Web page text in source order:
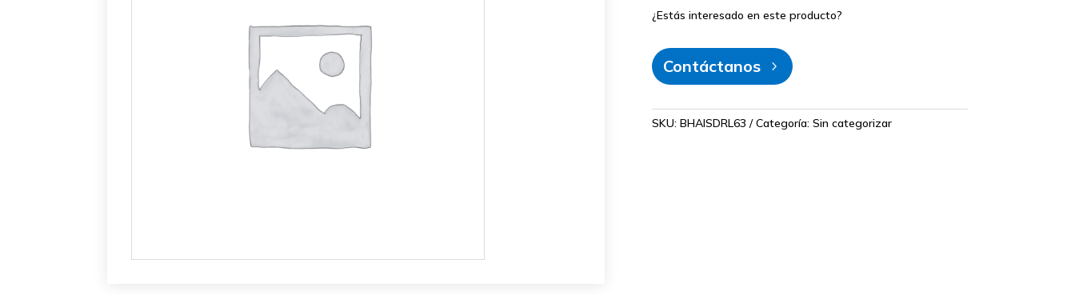
¿Estás interesado en este producto?
Contáctanos
SKU: BHAISDRL63 Categoría: Sin categorizar